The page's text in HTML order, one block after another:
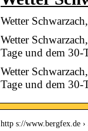
Wetter
Wetter
Tage und dem
Wetter
Tage und dem 30-
http s://www.bergfex.de ›